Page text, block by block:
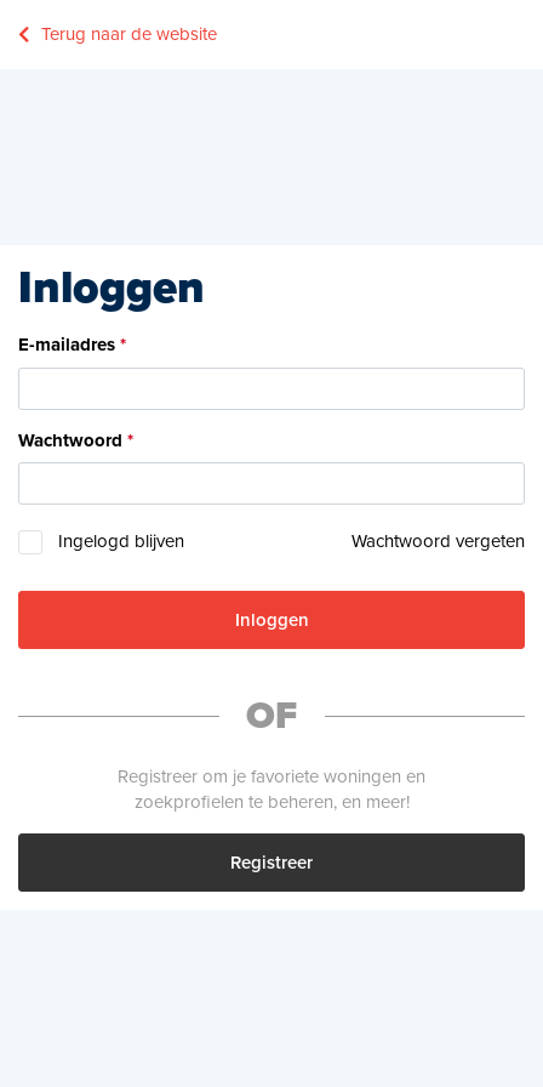
Terug naar de website
Inloggen
E-mailadres
Wachtwoord
Ingelogd blijven Wachtwoord vergeten
Inloggen
OF
Registreer om je favoriete woningen en
zoekprofielen te beheren, en meer!
Registreer